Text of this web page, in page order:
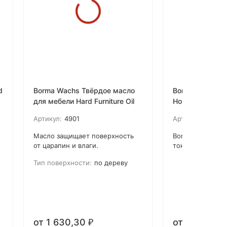
Borma Wachs Твёрдое масло
для мебели Hard Furniture Oil
Артикул: 4901
Масло защищает поверхность
от царапин и влаги.
необработанных поверхностей.
Тип поверхности: по дереву
от 1 630,30 ₽
Borma Wachs
Holzfarbe
Артикул:
Borma
тонирования
от 1 992,40